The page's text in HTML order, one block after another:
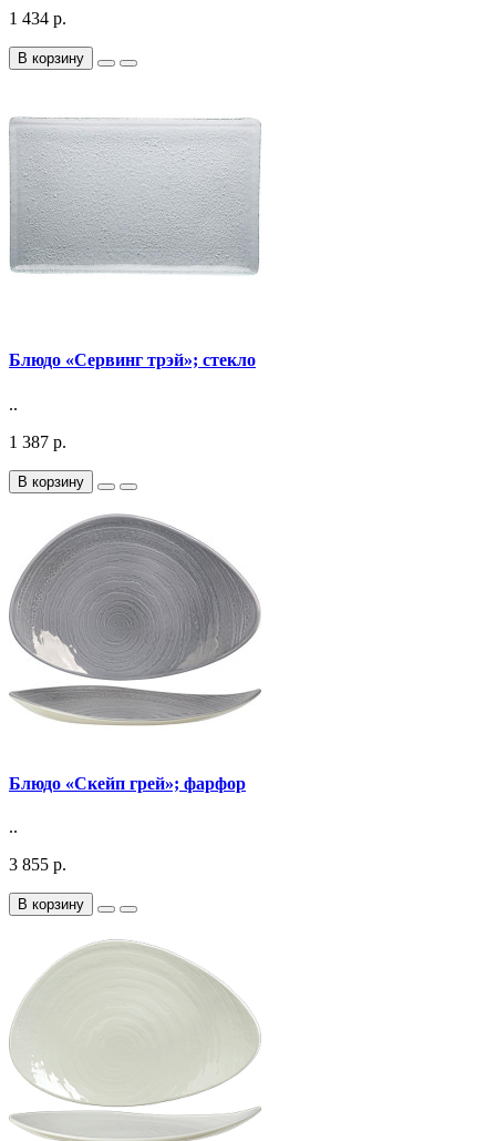
1 434 р.
В корзину
Блюдо «Сервинг трэй»; стекло
..
1 387 р.
В корзину
Блюдо «Скейп грей»; фарфор
..
3 855 р.
В корзину